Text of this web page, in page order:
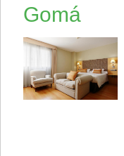
Gomá